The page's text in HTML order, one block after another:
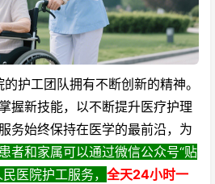
工团队拥有不断创新的精神。
握新技能，以不断提升医疗护理
务始终保持在医学的最前沿，为
患者和家属可以通过微信公众号“贴
医院护工服务， 全天24小时一